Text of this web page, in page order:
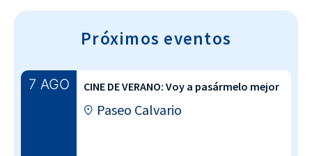
Próximos eventos
7 AGO CINE DE VERANO: Voy a pasármelo mejor
Paseo Calvario